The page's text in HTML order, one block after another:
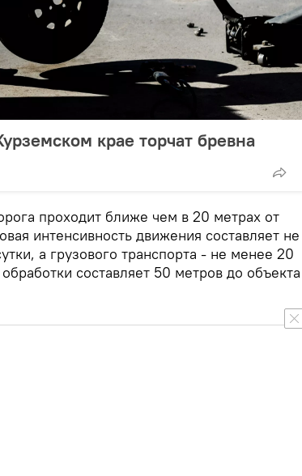
крае торчат бревна
проходит ближе чем в 20 метрах от
интенсивность движения составляет не
а грузового транспорта - не менее 20
составляет 50 метров до объекта